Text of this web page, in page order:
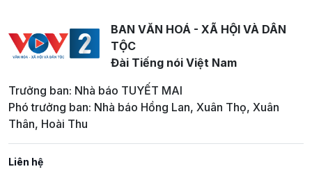
BAN VĂN HOÁ - XÃ HỘI VÀ DÂN
TỘC
Đài Tiếng nói Việt Nam
Trưởng ban: Nhà báo TUYẾT MAI
Phó trưởng ban: Nhà báo Hồng Lan, Xuân Thọ, Xuân
Thân, Hoài Thu
Liên hệ